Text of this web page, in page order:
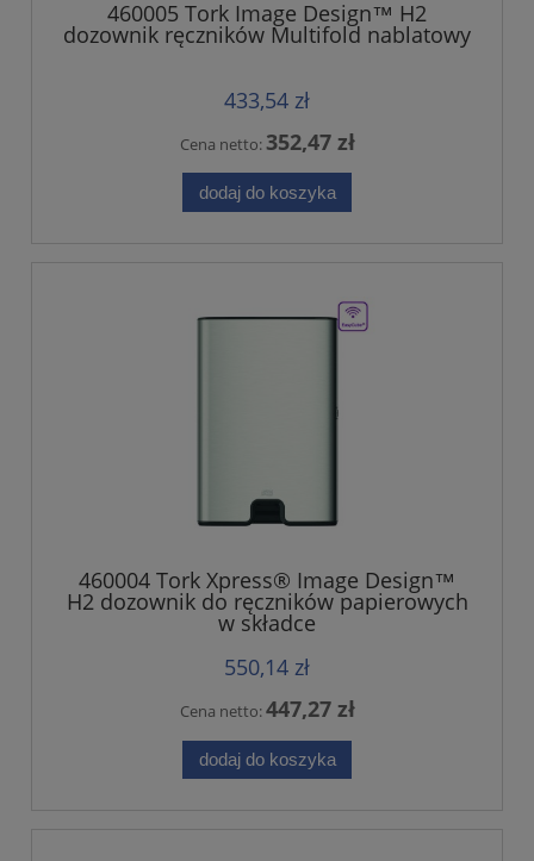
460005 Tork Image Design™ H2
dozownik ręczników Multifold nablatowy
433,54 zł
Cena netto:352,47 zł
dodaj do koszyka
460004 Tork Xpress® Image Design™
H2 dozownik do ręczników papierowych
w składce
550,14 zł
Cena netto:447,27 zł
dodaj do koszyka